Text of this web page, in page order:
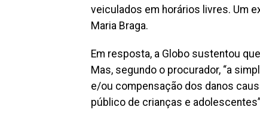
veiculados em horários livres. Um
Maria Braga.
Em resposta, a Globo sustentou
Mas, segundo o procurador, “a
e/ou compensação dos danos
público de crianças e